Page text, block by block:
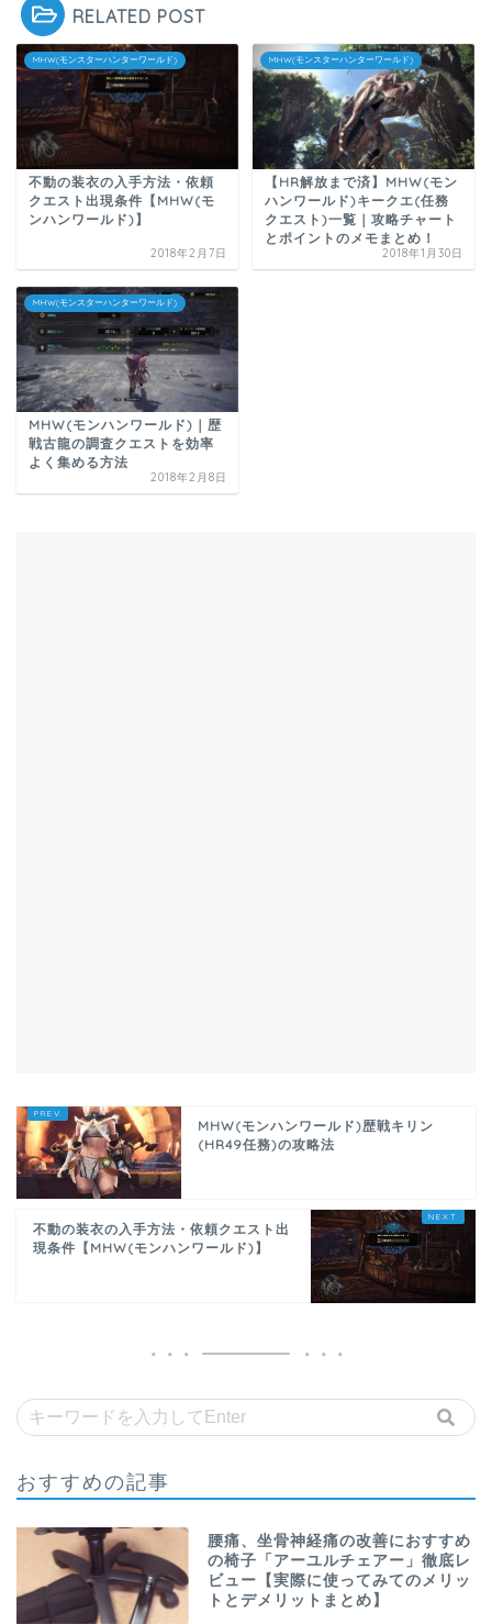
RELATED POST
MHW(モンスターハンターワールド)
不動の装衣の入手方法・依頼
クエスト出現条件【MHW(モ
ンハンワールド)】
2018年2月7日
MHW(モンスターハンターワールド)
【HR解放まで済】MHW(モン
ハンワールド)キークエ(任務
クエスト)一覧｜攻略チャート
とポイントのメモまとめ！
2018年1月30日
MHW(モンスターハンターワールド)
MHW(モンハンワールド)｜歴
戦古龍の調査クエストを効率
よく集める方法
2018年2月8日
MHW(モンハンワールド)歴戦キリン
(HR49任務)の攻略法
不動の装衣の入手方法・依頼クエスト出
現条件【MHW(モンハンワールド)】
おすすめの記事
腰痛、坐骨神経痛の改善におすすめ
の椅子「アーユルチェアー」徹底レ
ビュー【実際に使ってみてのメリッ
トとデメリットまとめ】